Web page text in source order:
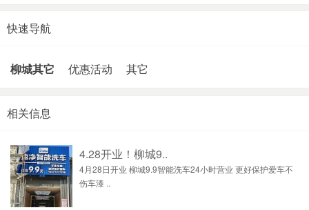
快速导航
柳城其它 优惠活动 其它
相关信息
4.28开业！柳城9..
4月28日开业 柳城9.9智能洗车24小时营业 更好保护爱车不
伤车漆 ..